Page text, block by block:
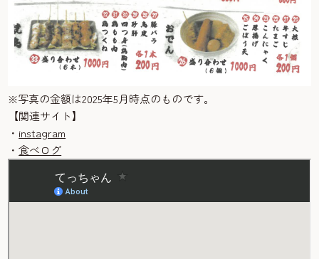
※写真の金額は2025年5月時点のものです。
【関連サイト】
・ instagram
・食べログ